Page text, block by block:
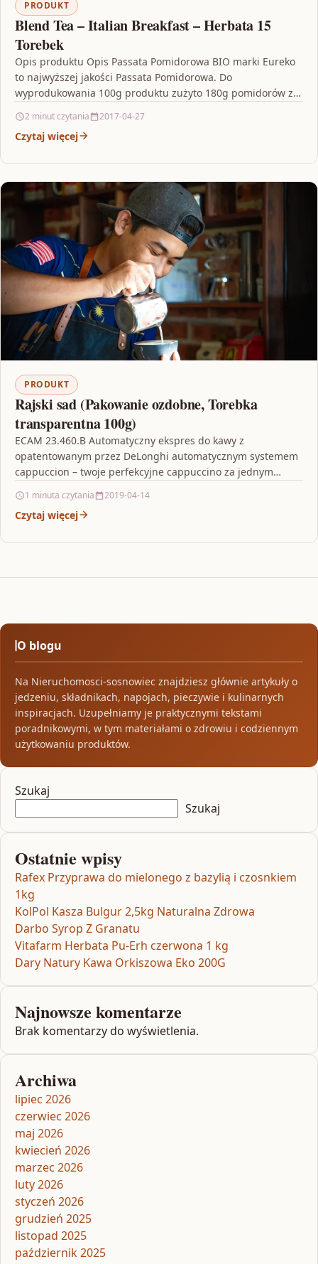
PRODUKT
Blend Tea – Italian Breakfast – Herbata 15
Torebek
Opis produktu Opis Passata Pomidorowa BIO marki Eureko
to najwyższej jakości Passata Pomidorowa. Do
wyprodukowania 100g produktu zużyto 180g pomidorów z
2 minut czytania 2017-04-27
Czytaj więcej
PRODUKT
Rajski sad (Pakowanie ozdobne, Torebka
transparentna 100g)
ECAM 23.460.B Automatyczny ekspres do kawy z
opatentowanym przez DeLonghi automatycznym systemem
cappuccion – twoje perfekcyjne cappuccino za jednym
1 minuta czytania 2019-04-14
Czytaj więcej
O blogu
Na Nieruchomosci-sosnowiec znajdziesz głównie artykuły o
jedzeniu, składnikach, napojach, pieczywie i kulinarnych
inspiracjach. Uzupełniamy je praktycznymi tekstami
poradnikowymi, w tym materiałami o zdrowiu i codziennym
użytkowaniu produktów.
Szukaj
Szukaj
Ostatnie wpisy
Rafex Przyprawa do mielonego z bazylią i czosnkiem
1kg
KolPol Kasza Bulgur 2,5kg Naturalna Zdrowa
Darbo Syrop Z Granatu
Vitafarm Herbata Pu-Erh czerwona 1 kg
Dary Natury Kawa Orkiszowa Eko 200G
Najnowsze komentarze
Brak komentarzy do wyświetlenia.
Archiwa
lipiec 2026
czerwiec 2026
maj 2026
kwiecień 2026
marzec 2026
luty 2026
styczeń 2026
grudzień 2025
listopad 2025
październik 2025